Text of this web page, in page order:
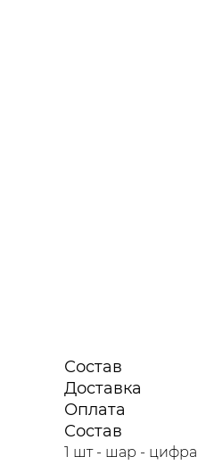
Состав
Доставка
Оплата
Состав
1 шт - шар - цифра